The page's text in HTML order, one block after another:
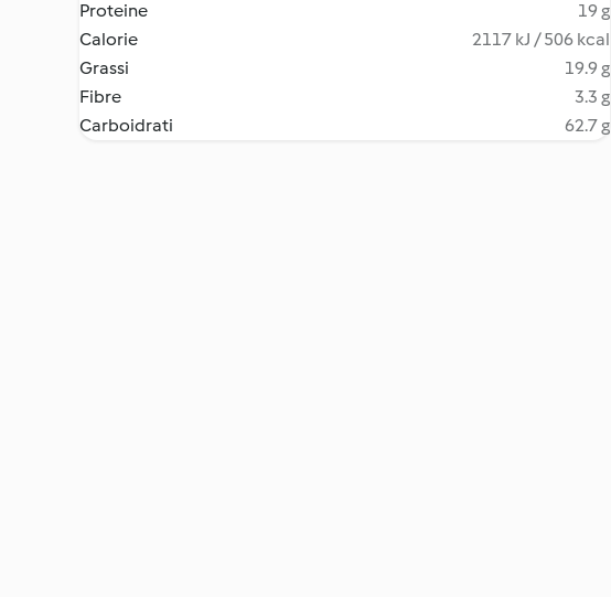
Proteine
19 g
Calorie
2117 kJ / 506 kcal
Grassi
19.9 g
Fibre
3.3 g
Carboidrati
62.7 g